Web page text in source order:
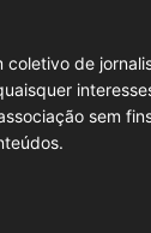
coletivo de
sem